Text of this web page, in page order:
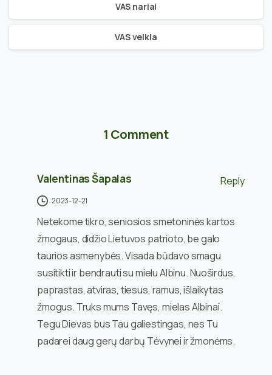
VAS nariai
VAS veikla
1 Comment
Valentinas Šapalas Reply
2023-12-21
Netekome tikro, seniosios smetoninės kartos
žmogaus, didžio Lietuvos patrioto, be galo
taurios asmenybės. Visada būdavo smagu
susitikti ir bendrauti su mielu Albinu. Nuoširdus,
paprastas, atviras, tiesus, ramus, išlaikytas
žmogus. Truks mums Tavęs, mielas Albinai.
Tegu Dievas bus Tau galiestingas, nes Tu
padarei daug gerų darbų Tėvynei ir žmonėms.